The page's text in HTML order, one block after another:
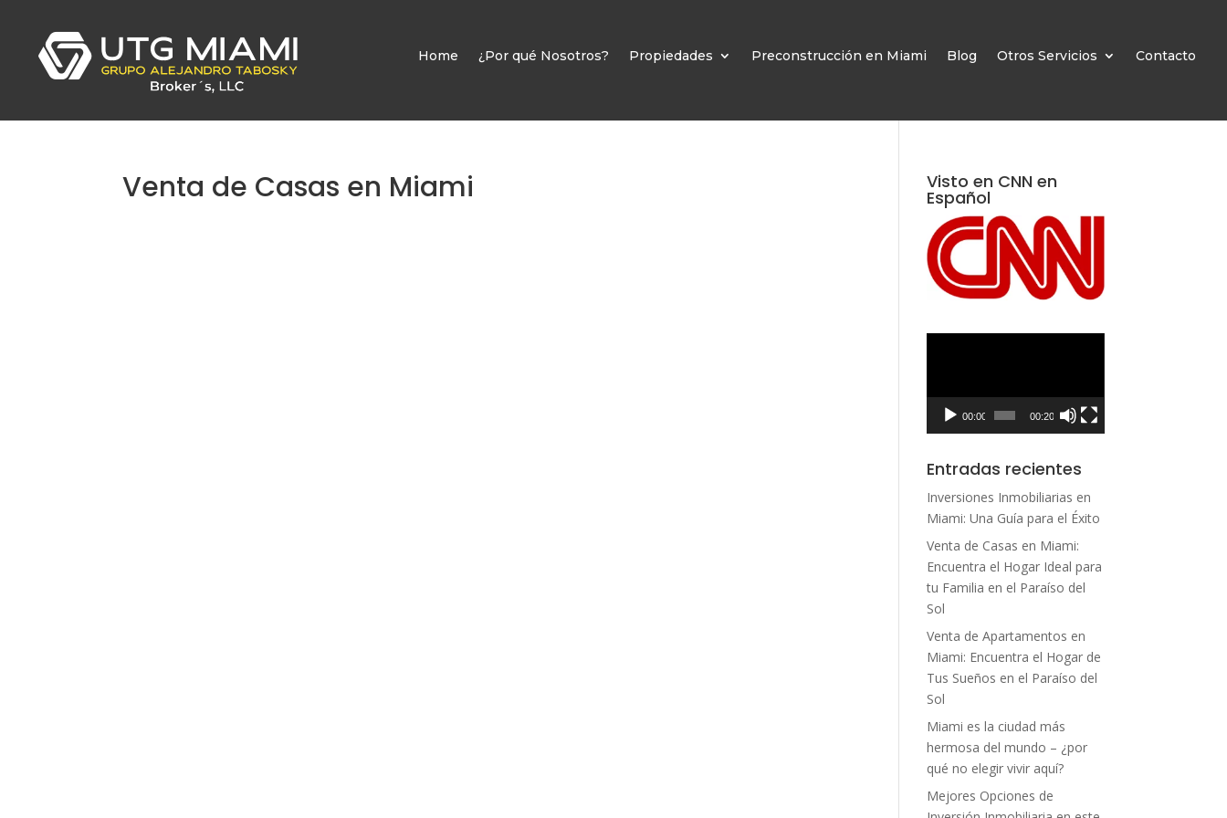
Home ¿Por qué Nosotros? Propiedades Preconstrucción en Miami Blog Otros Servicios Contacto
Venta de Casas en Miami Visto en CNN en
Español
00:00 00:20
Entradas recientes
Inversiones Inmobiliarias en
Miami: Una Guía para el Éxito
Venta de Casas en Miami:
Encuentra el Hogar Ideal para
tu Familia en el Paraíso del
Sol
Venta de Apartamentos en
Miami: Encuentra el Hogar de
Tus Sueños en el Paraíso del
Sol
Miami es la ciudad más
hermosa del mundo – ¿por
qué no elegir vivir aquí?
Mejores Opciones de